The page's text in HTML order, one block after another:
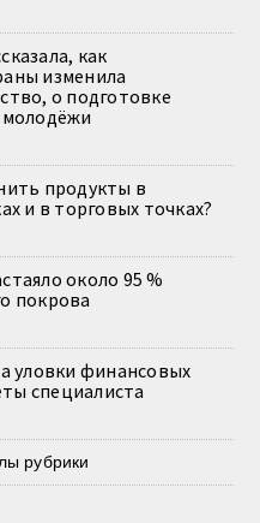
как
изменила
о подготовке
молодёжи
продукты в
и в торговых точках?
около 95 %
покрова
уловки финансовых
специалиста
рубрики